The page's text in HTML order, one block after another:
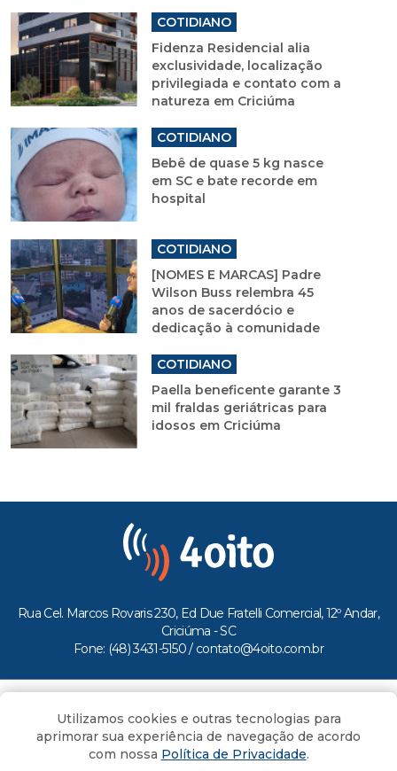
COTIDIANO
Fidenza Residencial alia
exclusividade, localização
privilegiada e contato com a
natureza em Criciúma
COTIDIANO
Bebê de quase 5 kg nasce
em SC e bate recorde em
hospital
COTIDIANO
[NOMES E MARCAS] Padre
Wilson Buss relembra 45
anos de sacerdócio e
dedicação à comunidade
COTIDIANO
Paella beneficente garante 3
mil fraldas geriátricas para
idosos em Criciúma
Rua Cel. Marcos Rovaris 230, Ed Due Fratelli Comercial, 12º Andar,
Criciúma - SC
Fone: (48) 3431-5150 / contato@4oito.com.br
Todos os direitos reservados ao Portal 4oito
Utilizamos cookies e outras tecnologias para
aprimorar sua experiência de navegação de acordo
com nossa Política de Privacidade.